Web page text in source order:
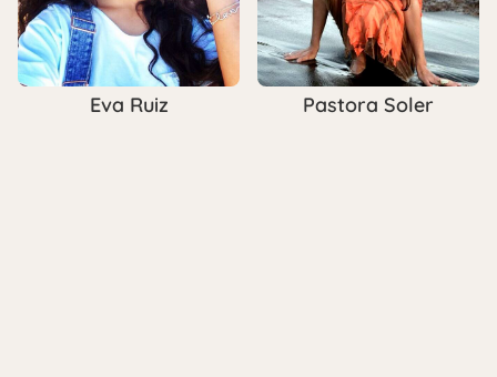
Eva Ruiz Pastora Soler